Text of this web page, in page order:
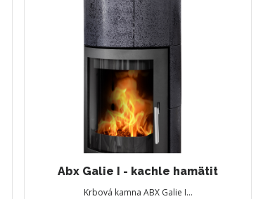
Abx Galie I - kachle hamätit
Krbová kamna ABX Galie I…